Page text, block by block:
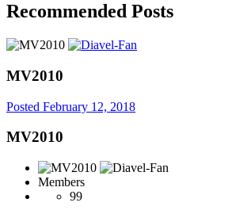
Recommended Posts
MV2010
Posted February 12, 2018
MV2010
Members
99